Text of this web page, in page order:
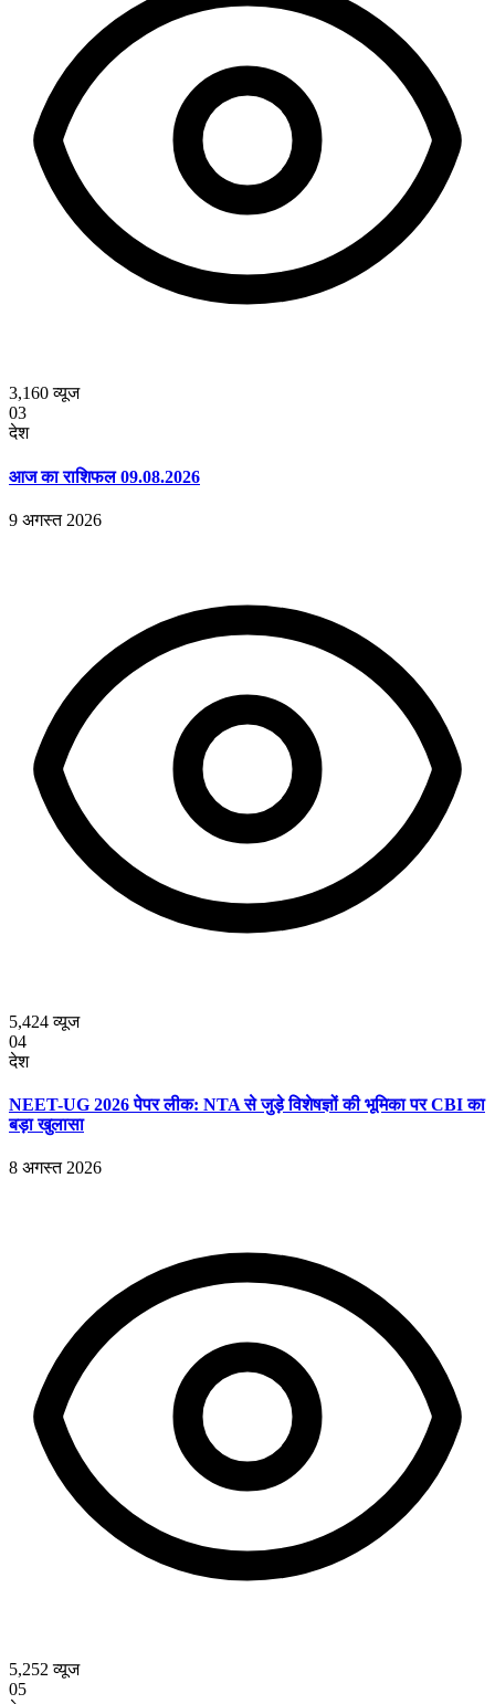
3,160व्यूज
03
देश
आज का राशिफल 09.08.2026
9 अगस्त 2026
5,424व्यूज
04
देश
NEET-UG 2026 पेपर लीक: NTA से जुड़े विशेषज्ञों की भूमिका पर CBI का
बड़ा खुलासा
8 अगस्त 2026
5,252 व्यूज
05